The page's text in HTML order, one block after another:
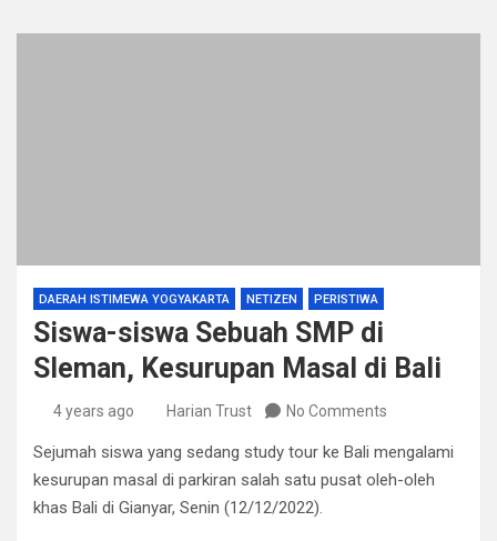
DAERAH ISTIMEWA YOGYAKARTA NETIZEN PERISTIWA
Siswa-siswa Sebuah SMP di
Sleman, Kesurupan Masal di Bali
4 years ago Harian Trust No Comments
Sejumah siswa yang sedang study tour ke Bali mengalami
kesurupan masal di parkiran salah satu pusat oleh-oleh
khas Bali di Gianyar, Senin (12/12/2022).